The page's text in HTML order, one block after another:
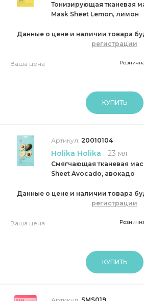
Тонизирующая тканевая
Mask Sheet Lemon, лимон
Данные о цене и наличии товара
регистрации
Ваша цена
КУПИТЬ
Артикул: 20010104
Holika Holika 23 мл
Смягчающая тканевая
Sheet Avocado, авокадо
Данные о цене и наличии товара
регистрации
Ваша цена
КУПИТЬ